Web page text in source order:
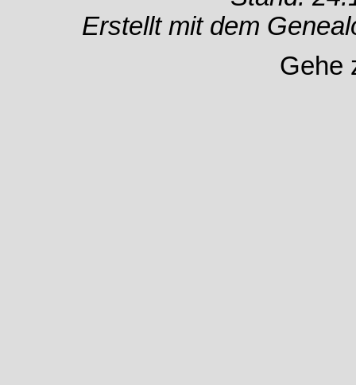
Erstellt mit dem
Gehe